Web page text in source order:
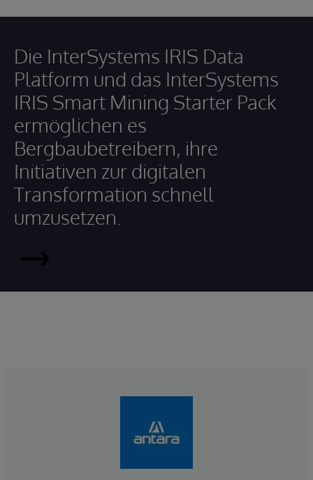
Die InterSystems IRIS Data
Platform und das InterSystems
IRIS Smart Mining Starter Pack
ermöglichen es
Bergbaubetreibern, ihre
Initiativen zur digitalen
Transformation schnell
umzusetzen.
InterSystems
IRIS